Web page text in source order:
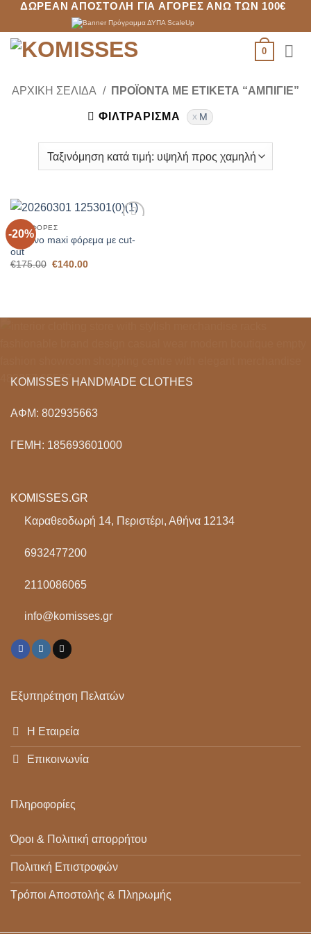
Μετάβαση
περιεχόμενο
ΔΩΡΕΆΝ ΑΠΟΣΤΟΛΉ ΓΙΑ ΑΓΟΡΈΣ ΆΝΩ ΤΩΝ 100€
0
ΑΡΧΙΚΉ ΣΕΛΊΔΑ / ΠΡΟΪΌΝΤΑ ΜΕ ΕΤΙΚΈΤΑ “ΑΜΠΙΓΙΈ”
ΦΙΛΤΡΆΡΙΣΜΑ M
-20%
Wishlist
ΠΡΟΣΦΟΡΈΣ
Κόκκινο maxi φόρεμα με cut-
out
€175.00 Original
€140.00Η
KOMISSES HANDMADE CLOTHES
ΑΦΜ: 802935663
ΓΕΜΗ: 185693601000
Εξυπηρέτηση Πελατών
Η Εταιρεία
Επικοινωνία
Πληροφορίες
Όροι & Πολιτική απορρήτου
Πολιτική Επιστροφών
Τρόποι Αποστολής & Πληρωμής
KOMISSES.GR
Καραθεοδωρή 14, Περιστέρι, Αθήνα 12134
6932477200
2110086065
info@komisses.gr